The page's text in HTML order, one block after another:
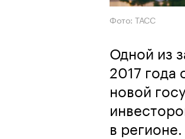
Фото: ТАСС
Одной из
2017 года
новой
в регионе.